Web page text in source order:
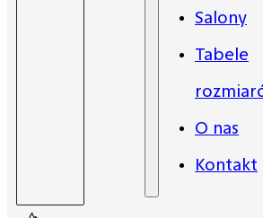
Salony
Tabele
O nas
Kontakt